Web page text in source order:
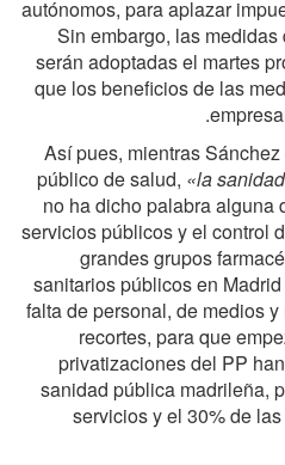
autónomos, para aplazar
Sin embargo, las
serán adoptadas el martes
que los beneficios de las
Así pues, mientras
público de salud, «la
no ha dicho palabra alguna
servicios públicos y el control
grandes grupos
sanitarios públicos en
falta de personal, de medios
recortes, para que
privatizaciones del PP
sanidad pública madrileña,
servicios y el 30% de